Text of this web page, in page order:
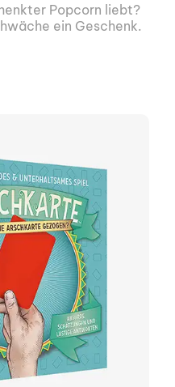
Popcorn liebt?
ein Geschenk.